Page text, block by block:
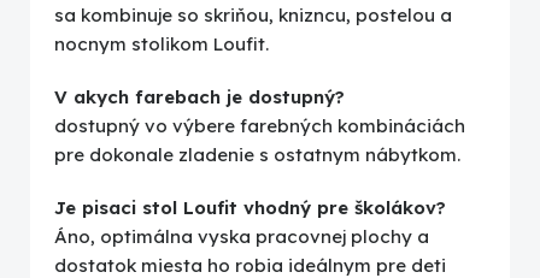
sa kombinuje so skriňou, knizncu, postelou a
nocnym stolikom Loufit.
V akych farebach je dostupný?
dostupný vo výbere farebných kombináciách
pre dokonale zladenie s ostatnym nábytkom.
Je pisaci stol Loufit vhodný pre školákov?
Áno, optimálna vyska pracovnej plochy a
dostatok miesta ho robia ideálnym pre deti